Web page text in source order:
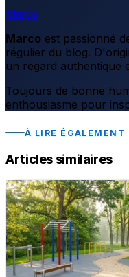
Marco
Marco est passionné
régulier du blog.
un regard authentique
Toujours de bonne
enthousiasme pour
À LIRE ÉGALEMENT
Articles similaires